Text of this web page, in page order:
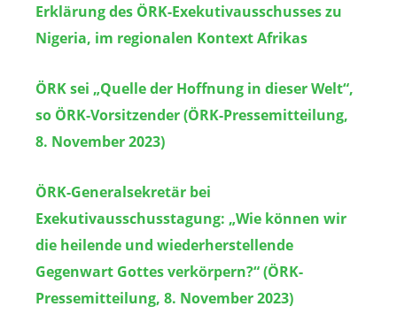
Erklärung des ÖRK-Exekutivausschusses zu
Nigeria, im regionalen Kontext Afrikas
ÖRK sei „Quelle der Hoffnung in dieser Welt“,
so ÖRK-Vorsitzender (ÖRK-Pressemitteilung,
8. November 2023)
ÖRK-Generalsekretär bei
Exekutivausschusstagung: „Wie können wir
die heilende und wiederherstellende
Gegenwart Gottes verkörpern?“(ÖRK-
Pressemitteilung, 8. November 2023)